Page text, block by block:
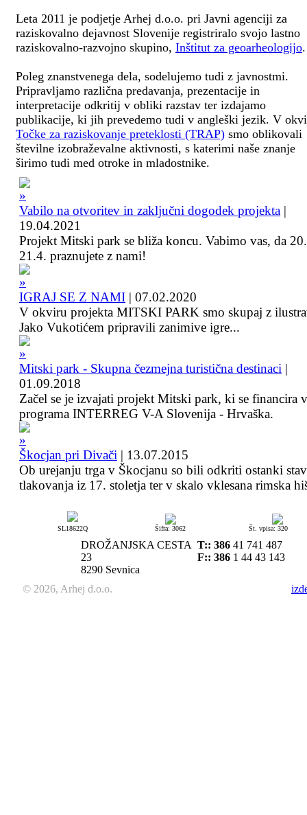
Leta 2011 je podjetje Arhej d.o.o. pri Javni agenciji za
raziskovalno dejavnost Slovenije registriralo svojo lastno
raziskovalno-razvojno skupino, Inštitut za geoarheologijo.
Poleg znanstvenega dela, sodelujemo tudi z javnostmi.
Pripravljamo različna predavanja, prezentacije in
interpretacije odkritij v obliki razstav ter izdajamo
publikacije, ki jih prevedemo tudi v angleški jezik. V
Točke za raziskovanje preteklosti (TRAP) smo oblikovali
številne izobraževalne aktivnosti, s katerimi naše znanje
širimo tudi med otroke in mladostnike.
Vabilo na otvoritev in zaključni dogodek projekta |
19.04.2021
Projekt Mitski park se bliža koncu. Vabimo vas, da
21.4. praznujete z nami!
IGRAJ SE Z NAMI | 07.02.2020
V okviru projekta MITSKI PARK smo skupaj z
Jako Vukotićem pripravili zanimive igre...
Mitski park - Skupna čezmejna turistična destinaci |
01.09.2018
Začel se je izvajati projekt Mitski park, ki se financira
programa INTERREG V-A Slovenija - Hrvaška.
Škocjan pri Divači | 13.07.2015
Ob urejanju trga v Škocjanu so bili odkriti ostanki
tlakovanja iz 17. stoletja ter v skalo vklesana rimska
SL18622Q Šifra: 3062 Št. vpisa: 320
DROŽANJSKA CESTA
23
8290 Sevnica
T:: 386 41 741 487
F:: 386 1 44 43 143
© 2026, Arhej d.o.o.